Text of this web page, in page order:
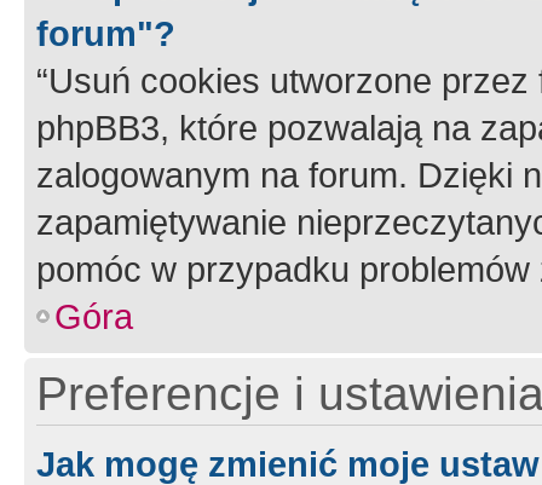
forum"?
“Usuń cookies utworzone
phpBB3, które pozwalają na
zalogowanym na forum. Dzięki
zapamiętywanie
pomóc w przypadku
Góra
Preferencje i
Jak mogę zmienić moje